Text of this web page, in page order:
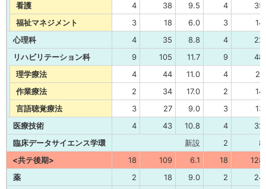
看護
4 38 9.5 4
35
福祉マネジメント
3 18 6.0 3
14
心理科
4 35 8.8 4
22
リハビリテーション科
9 105 11.7 9
48
理学療法
4 44 11.0 4
21
作業療法
2 34 17.0 2
14
言語聴覚療法
3 27 9.0 3
13
医療技術
4 43 10.8 4
32
臨床データサイエンス学環
新設 2
8
<共テ後期>
18 109 6.1 18
128
薬
2 18 9.0 2
24